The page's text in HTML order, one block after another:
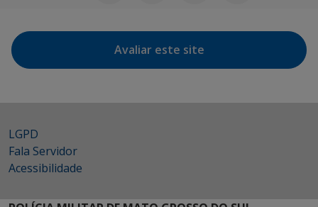
Avaliar este site
LGPD
Fala Servidor
Acessibilidade